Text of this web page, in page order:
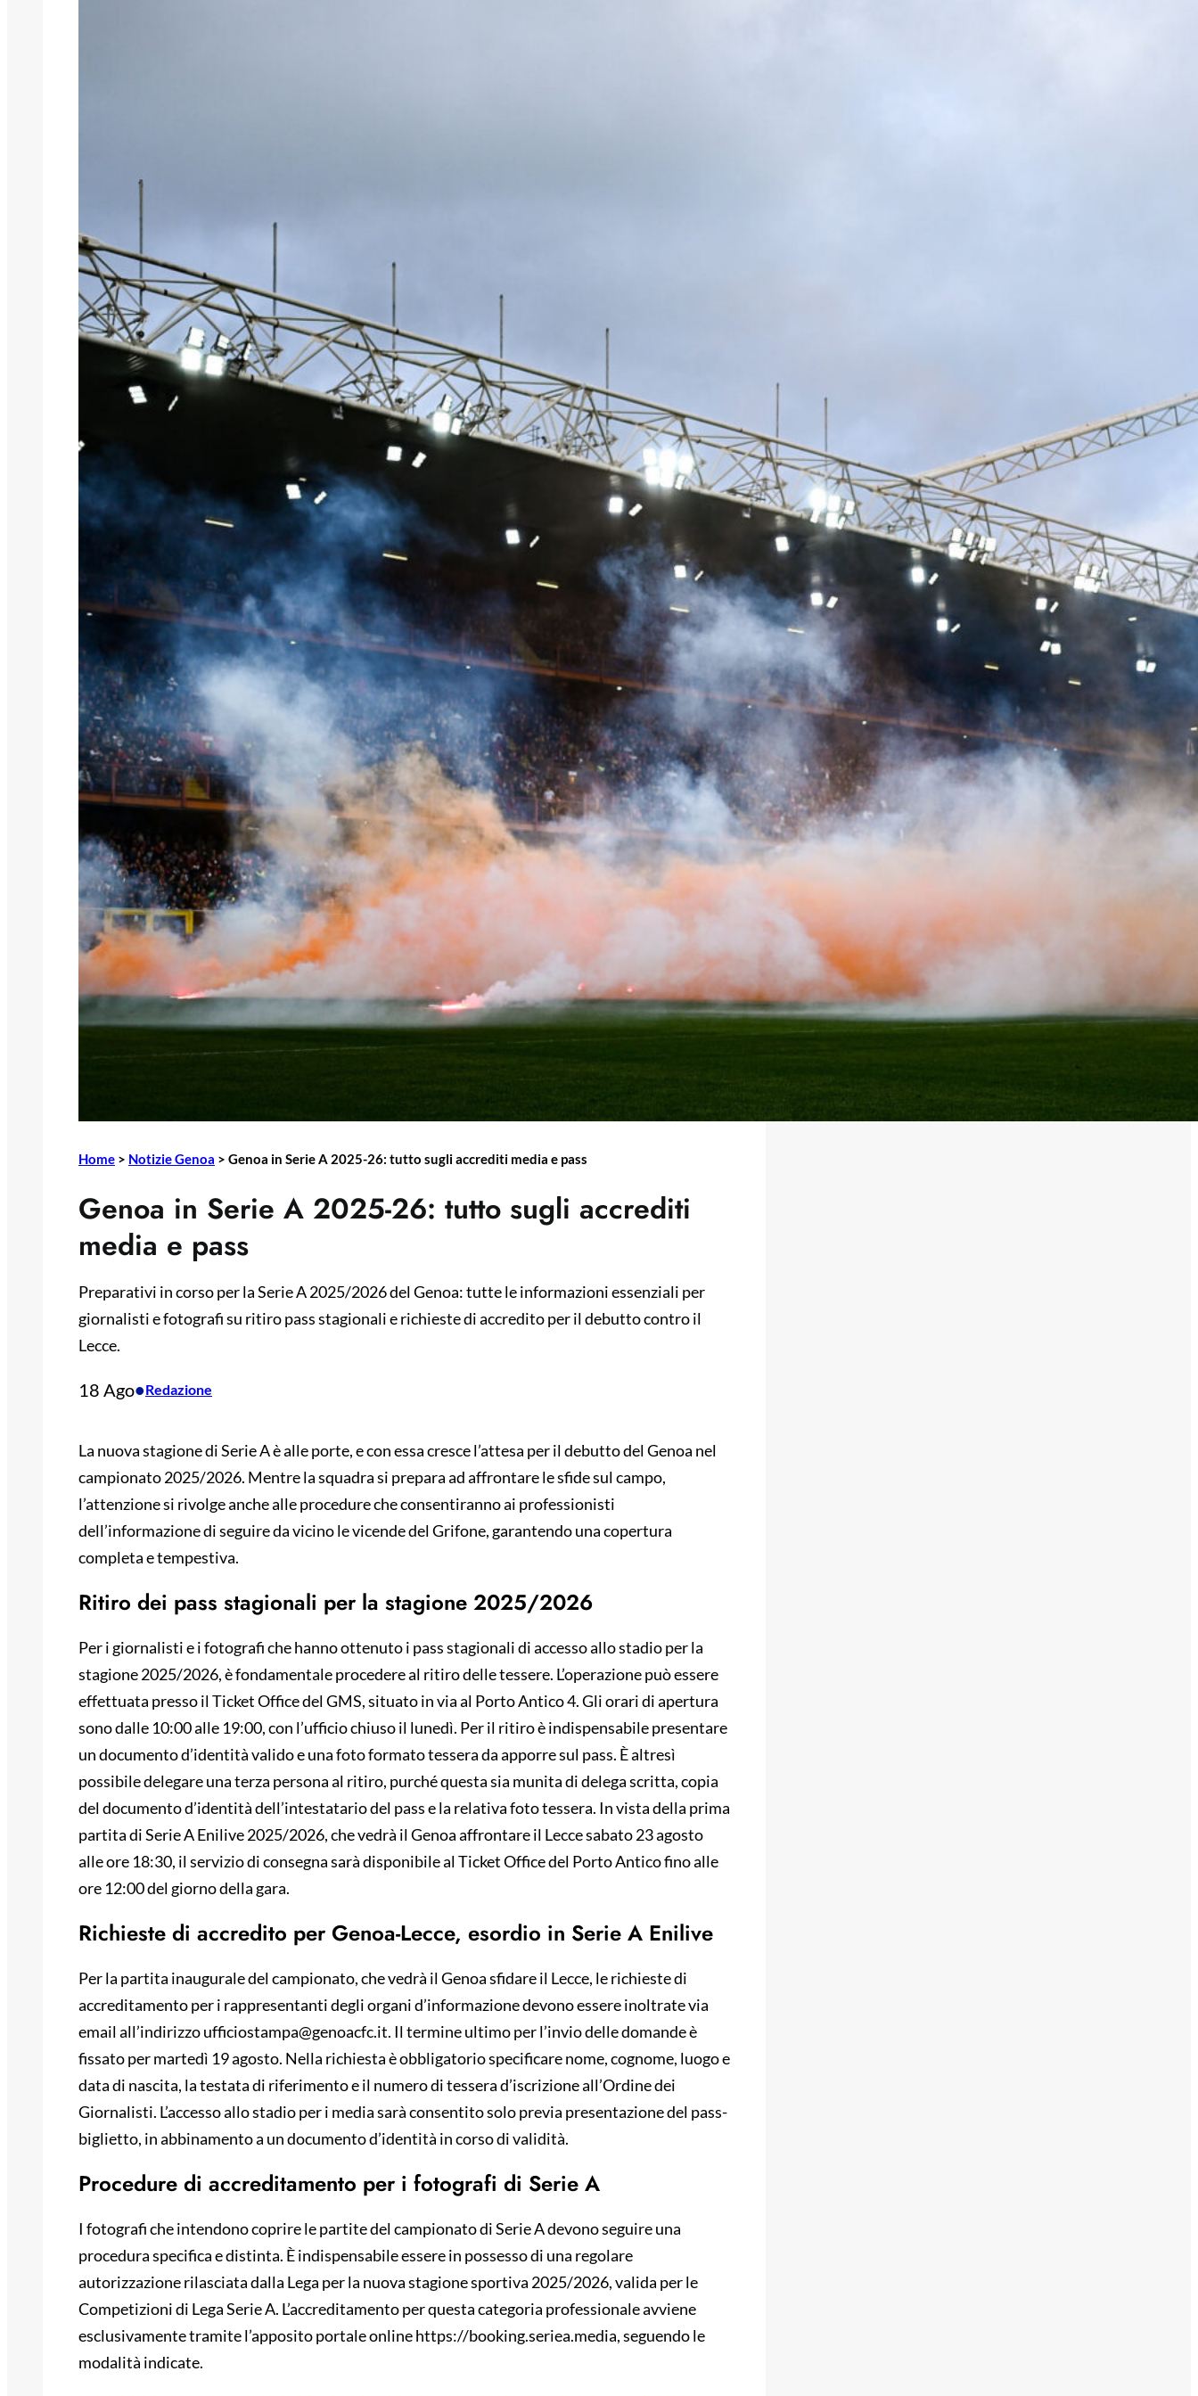
Home > Notizie Genoa > Genoa in Serie A 2025-26: tutto sugli accrediti media e pass
Genoa in Serie A 2025-26: tutto sugli accrediti
media e pass
Preparativi in corso per la Serie A 2025/2026 del Genoa: tutte le informazioni essenziali per
giornalisti e fotografi su ritiro pass stagionali e richieste di accredito per il debutto contro il
Lecce.
18 Ago•Redazione
La nuova stagione di Serie A è alle porte, e con essa cresce l’attesa per il debutto del Genoa nel
campionato 2025/2026. Mentre la squadra si prepara ad affrontare le sfide sul campo,
l’attenzione si rivolge anche alle procedure che consentiranno ai professionisti
dell’informazione di seguire da vicino le vicende del Grifone, garantendo una copertura
completa e tempestiva.
Ritiro dei pass stagionali per la stagione 2025/2026
Per i giornalisti e i fotografi che hanno ottenuto i pass stagionali di accesso allo stadio per la
stagione 2025/2026, è fondamentale procedere al ritiro delle tessere. L’operazione può essere
effettuata presso il Ticket Office del GMS, situato in via al Porto Antico 4. Gli orari di apertura
sono dalle 10:00 alle 19:00, con l’ufficio chiuso il lunedì. Per il ritiro è indispensabile presentare
un documento d’identità valido e una foto formato tessera da apporre sul pass. È altresì
possibile delegare una terza persona al ritiro, purché questa sia munita di delega scritta, copia
del documento d’identità dell’intestatario del pass e la relativa foto tessera. In vista della prima
partita di Serie A Enilive 2025/2026, che vedrà il Genoa affrontare il Lecce sabato 23 agosto
alle ore 18:30, il servizio di consegna sarà disponibile al Ticket Office del Porto Antico fino alle
ore 12:00 del giorno della gara.
Richieste di accredito per Genoa-Lecce, esordio in Serie A Enilive
Per la partita inaugurale del campionato, che vedrà il Genoa sfidare il Lecce, le richieste di
accreditamento per i rappresentanti degli organi d’informazione devono essere inoltrate via
email all’indirizzo ufficiostampa@genoacfc.it. Il termine ultimo per l’invio delle domande è
fissato per martedì 19 agosto. Nella richiesta è obbligatorio specificare nome, cognome, luogo e
data di nascita, la testata di riferimento e il numero di tessera d’iscrizione all’Ordine dei
Giornalisti. L’accesso allo stadio per i media sarà consentito solo previa presentazione del pass-
biglietto, in abbinamento a un documento d’identità in corso di validità.
Procedure di accreditamento per i fotografi di Serie A
I fotografi che intendono coprire le partite del campionato di Serie A devono seguire una
procedura specifica e distinta. È indispensabile essere in possesso di una regolare
autorizzazione rilasciata dalla Lega per la nuova stagione sportiva 2025/2026, valida per le
Competizioni di Lega Serie A. L’accreditamento per questa categoria professionale avviene
esclusivamente tramite l’apposito portale online https://booking.seriea.media, seguendo le
modalità indicate.